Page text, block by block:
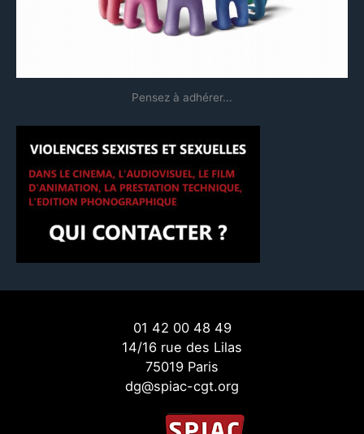
Pensez à adhérer...
01 42 00 48 49
14/16 rue des Lilas
75019 Paris
dg@spiac-cgt.org